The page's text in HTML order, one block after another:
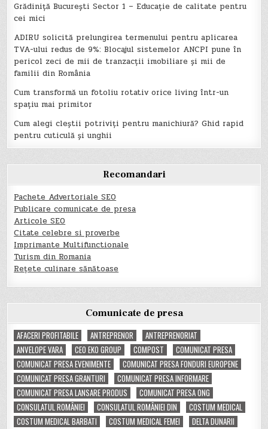
Grădiniță București Sector 1 – Educație de calitate pentru
cei mici
ADIRU solicită prelungirea termenului pentru aplicarea
TVA-ului redus de 9%: Blocajul sistemelor ANCPI pune în
pericol zeci de mii de tranzacții imobiliare și mii de
familii din România
Cum transformă un fotoliu rotativ orice living într-un
spațiu mai primitor
Cum alegi cleștii potriviți pentru manichiură? Ghid rapid
pentru cuticulă și unghii
Recomandari
Pachete Advertoriale SEO
Publicare comunicate de presa
Articole SEO
Citate celebre si proverbe
Imprimante Multifunctionale
Turism din Romania
Rețete culinare sănătoase
Comunicate de presa
AFACERI PROFITABILE
ANTREPRENOR
ANTREPRENORIAT
ANVELOPE VARA
CEO EKO GROUP COMPOST
COMUNICAT PRESA
COMUNICAT PRESA EVENIMENTE
COMUNICAT PRESA FONDURI EUROPENE
COMUNICAT PRESA GRANTURI
COMUNICAT PRESA INFORMARE
COMUNICAT PRESA LANSARE PRODUS
COMUNICAT PRESA ONG
CONSULATUL ROMÂNIEI
CONSULATUL ROMÂNIEI DIN
COSTUM MEDICAL
COSTUM MEDICAL BARBATI
COSTUM MEDICAL FEMEI DELTA DUNARII